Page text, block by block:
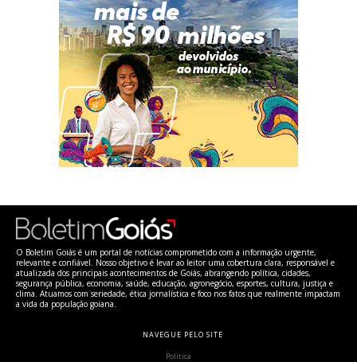
O Boletim Goiás é um portal de notícias comprometido com a informação urgente,
relevante e confiável. Nosso objetivo é levar ao leitor uma cobertura clara, responsável e
atualizada dos principais acontecimentos de Goiás, abrangendo política, cidades,
segurança pública, economia, saúde, educação, agronegócio, esportes, cultura, justiça e
clima. Atuamos com seriedade, ética jornalística e foco nos fatos que realmente impactam
a vida da população goiana.
NAVEGUE PELO SITE
Política